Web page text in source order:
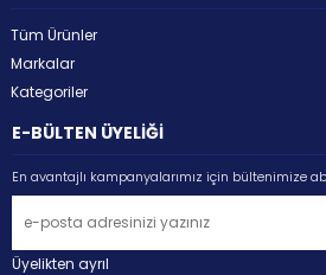
Tüm Ürünler
Markalar
Kategoriler
E-BÜLTEN ÜYELİĞİ
En avantajlı kampanyalarımız için bültenimize
Üyelikten ayrıl